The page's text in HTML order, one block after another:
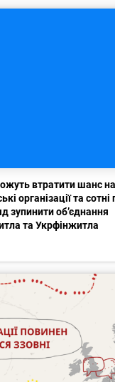
втратити шанс
організації та
зупинити об’єднання
та Укрфінжитла